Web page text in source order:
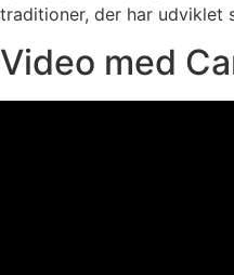
traditioner, der har udviklet
Video med